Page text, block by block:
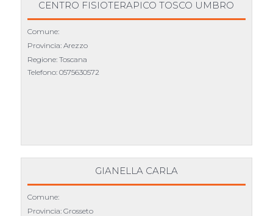
CENTRO FISIOTERAPICO TOSCO UMBRO
Comune:
Provincia: Arezzo
Regione: Toscana
Telefono: 0575630572
GIANELLA CARLA
Comune:
Provincia: Grosseto